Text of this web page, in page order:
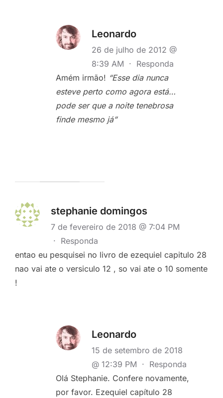
Leonardo
26 de julho de 2012 @
8:39 AM · Responda
Amém irmão! “Esse dia nunca
esteve perto como agora está…
pode ser que a noite tenebrosa
finde mesmo já”
stephanie domingos
7 de fevereiro de 2018 @ 7:04 PM
· Responda
entao eu pesquisei no livro de ezequiel capitulo 28
nao vai ate o versiculo 12 , so vai ate o 10 somente
!
Leonardo
15 de setembro de 2018
@ 12:39 PM · Responda
Olá Stephanie. Confere novamente,
por favor. Ezequiel capítulo 28